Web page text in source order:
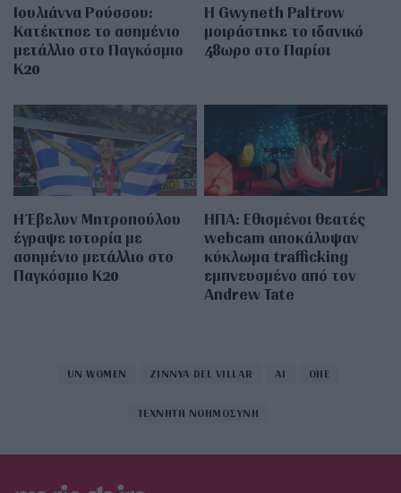
Ιουλιάννα Ρούσσου:
Κατέκτησε το ασημένιο
μετάλλιο στο Παγκόσμιο
Κ20
Η Gwyneth Paltrow
μοιράστηκε το ιδανικό
48ωρο στο Παρίσι
Η Έβελυν Μητροπούλου
έγραψε ιστορία με
ασημένιο μετάλλιο στο
Παγκόσμιο Κ20
ΗΠΑ: Εθισμένοι θεατές
webcam αποκάλυψαν
κύκλωμα trafficking
εμπνευσμένο από τον
Andrew Tate
UN WOMEN ZINNYA DEL VILLAR ΑΙ ΟΗΕ
ΤΕΧΝΗΤΗ ΝΟΗΜΟΣΥΝΗ